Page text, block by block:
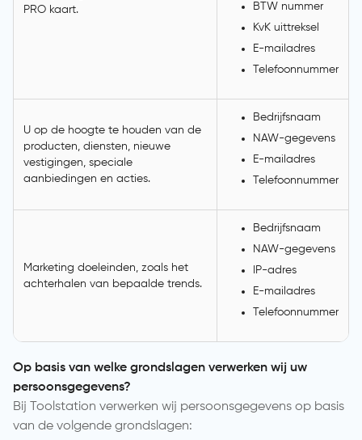
PRO kaart.
BTW nummer
KvK uittreksel
E-mailadres
Telefoonnummer
U op de hoogte te houden van de
producten, diensten, nieuwe
vestigingen, speciale
aanbiedingen en acties.
Bedrijfsnaam
NAW-gegevens
E-mailadres
Telefoonnummer
Marketing doeleinden, zoals het
achterhalen van bepaalde trends.
Bedrijfsnaam
NAW-gegevens
IP-adres
E-mailadres
Telefoonnummer
Op basis van welke grondslagen verwerken wij uw
persoonsgegevens?
Bij Toolstation verwerken wij persoonsgegevens op basis
van de volgende grondslagen: